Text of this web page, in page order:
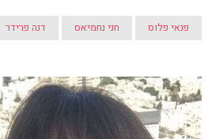
פנאי פלוס חני נחמיאס דנה פרידר